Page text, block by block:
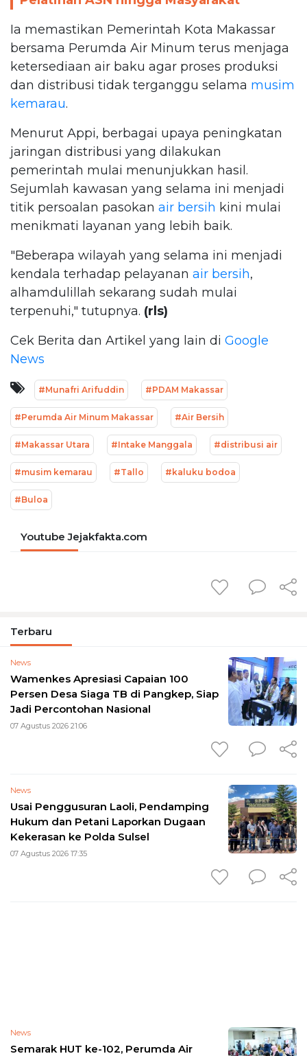
Ia memastikan Pemerintah Kota Makassar
bersama Perumda Air Minum terus menjaga
ketersediaan air baku agar proses produksi
dan distribusi tidak terganggu selama musim
kemarau.
Menurut Appi, berbagai upaya peningkatan
jaringan distribusi yang dilakukan
pemerintah mulai menunjukkan hasil.
Sejumlah kawasan yang selama ini menjadi
titik persoalan pasokan air bersih kini mulai
menikmati layanan yang lebih baik.
"Beberapa wilayah yang selama ini menjadi
kendala terhadap pelayanan air bersih,
alhamdulillah sekarang sudah mulai
terpenuhi," tutupnya. (rls)
Cek Berita dan Artikel yang lain di Google
News
#Munafri Arifuddin #PDAM Makassar
#Perumda Air Minum Makassar #Air Bersih
#Makassar Utara #Intake Manggala #distribusi air
#musim kemarau #Tallo #kaluku bodoa
#Buloa
Youtube Jejakfakta.com
Terbaru
News
Wamenkes Apresiasi Capaian 100
Persen Desa Siaga TB di Pangkep, Siap
Jadi Percontohan Nasional
07 Agustus 2026 21:06
News
Usai Penggusuran Laoli, Pendamping
Hukum dan Petani Laporkan Dugaan
Kekerasan ke Polda Sulsel
07 Agustus 2026 17:35
News
Semarak HUT ke-102, Perumda Air